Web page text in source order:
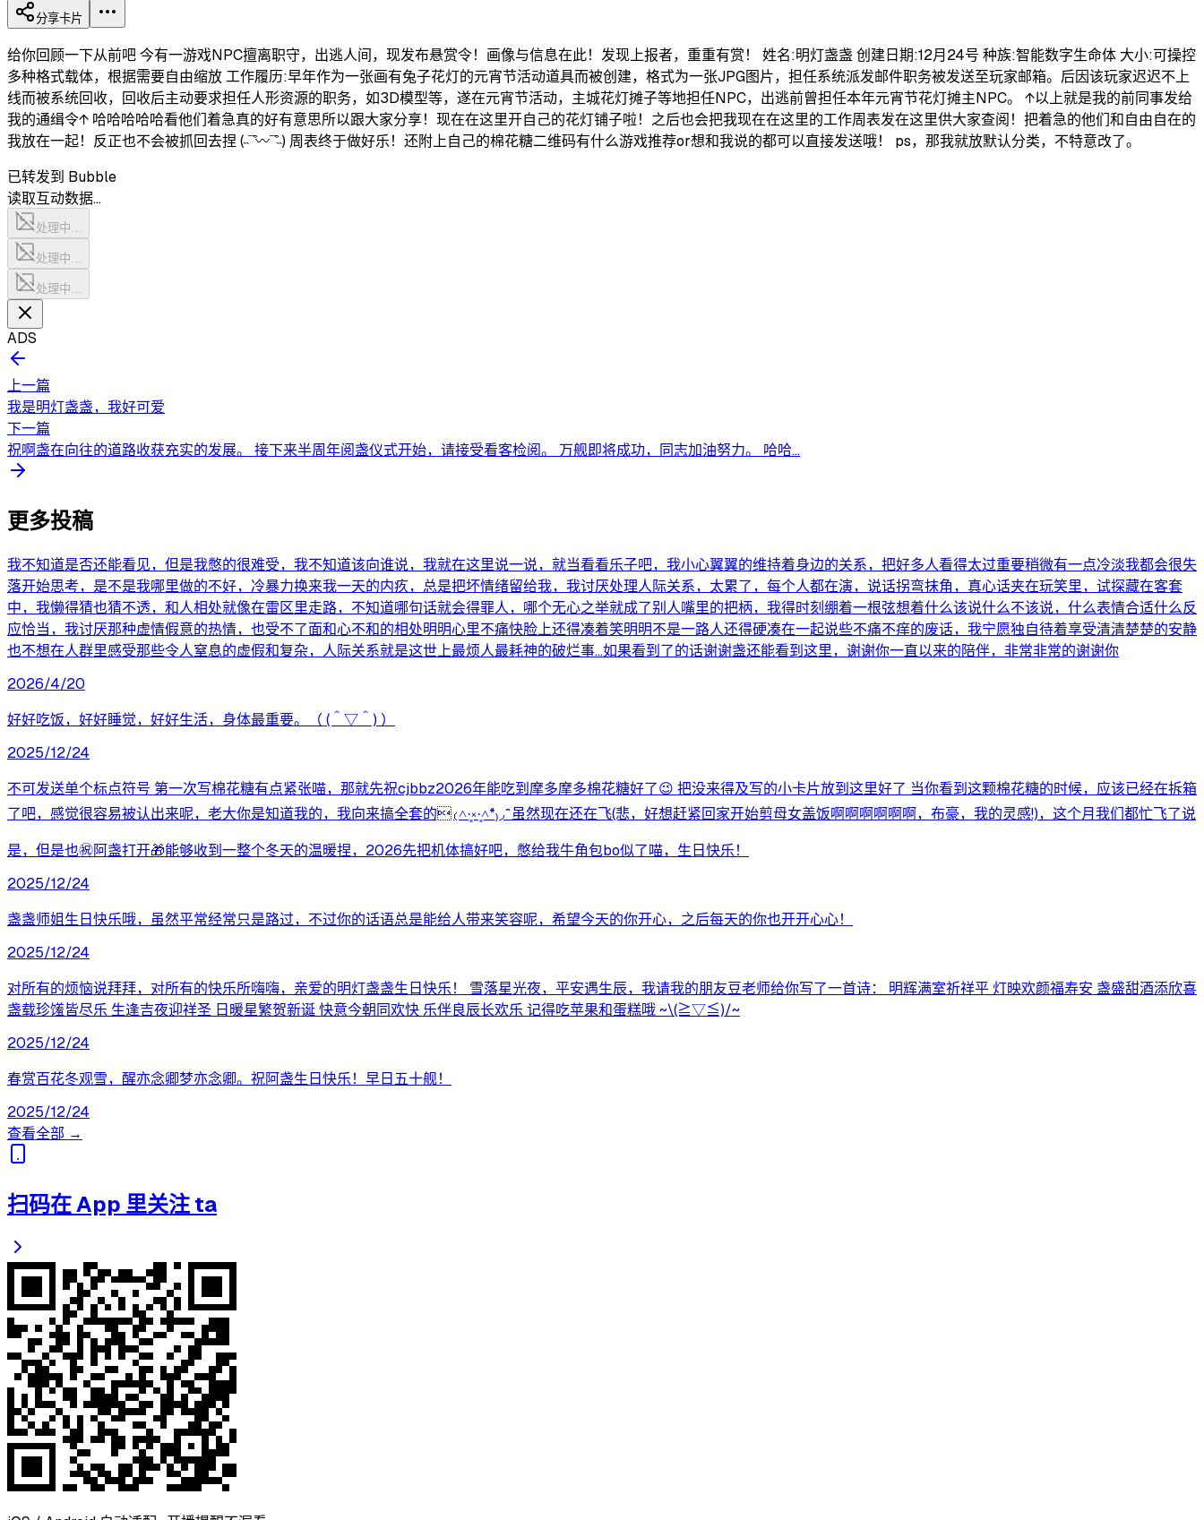
分享卡片
给你回顾一下从前吧 今有一游戏NPC擅离职守，出逃人间，现发布悬赏令！画像与信息在此！发现上报者，重重有赏！ 姓名:明灯盏盏 创建日期:12月24号 种族:智能数字生命体 大小:可操控
多种格式载体，根据需要自由缩放 工作履历:早年作为一张画有兔子花灯的元宵节活动道具而被创建，格式为一张JPG图片，担任系统派发邮件职务被发送至玩家邮箱。后因该玩家迟迟不上
线而被系统回收，回收后主动要求担任人形资源的职务，如3D模型等，遂在元宵节活动，主城花灯摊子等地担任NPC，出逃前曾担任本年元宵节花灯摊主NPC。 ↑以上就是我的前同事发给
我的通缉令↑ 哈哈哈哈哈看他们着急真的好有意思所以跟大家分享！现在在这里开自己的花灯铺子啦！之后也会把我现在在这里的工作周表发在这里供大家查阅！把着急的他们和自由自在的
我放在一起！反正也不会被抓回去捏 (˵¯͒〰¯͒˵) 周表终于做好乐！还附上自己的棉花糖二维码有什么游戏推荐or想和我说的都可以直接发送哦！ ps，那我就放默认分类，不特意改了。
已转发到 Bubble
读取互动数据…
处理中…
处理中…
处理中…
ADS
上一篇
我是明灯盏盏，我好可爱
下一篇
祝啊盏在向往的道路收获充实的发展。 接下来半周年阅盏仪式开始，请接受看客检阅。 万舰即将成功，同志加油努力。 哈哈...
更多投稿
我不知道是否还能看见，但是我憋的很难受，我不知道该向谁说，我就在这里说一说，就当看看乐子吧，我小心翼翼的维持着身边的关系，把好多人看得太过重要稍微有一点冷淡我都会很失
落开始思考，是不是我哪里做的不好，冷暴力换来我一天的内疚，总是把坏情绪留给我，我讨厌处理人际关系，太累了，每个人都在演，说话拐弯抹角，真心话夹在玩笑里，试探藏在客套
中，我懒得猜也猜不透，和人相处就像在雷区里走路，不知道哪句话就会得罪人，哪个无心之举就成了别人嘴里的把柄，我得时刻绷着一根弦想着什么该说什么不该说，什么表情合适什么反
应恰当，我讨厌那种虚情假意的热情，也受不了面和心不和的相处明明心里不痛快脸上还得凑着笑明明不是一路人还得硬凑在一起说些不痛不痒的废话，我宁愿独自待着享受清清楚楚的安静
也不想在人群里感受那些令人窒息的虚假和复杂，人际关系就是这世上最烦人最耗神的破烂事…如果看到了的话谢谢盏还能看到这里，谢谢你一直以来的陪伴，非常非常的谢谢你
2026/4/20
好好吃饭，好好睡觉，好好生活，身体最重要。（ (＾▽＾) ）
2025/12/24
不可发送单个标点符号 第一次写棉花糖有点紧张喵，那就先祝cjbbz2026年能吃到摩多摩多棉花糖好了😉 把没来得及写的小卡片放到这里好了 当你看到这颗棉花糖的时候，应该已经在拆箱
了吧，感觉很容易被认出来呢，老大你是知道我的，我向来搞全套的₍˄·͈༝·͈˄*₎◞ ̑̑ 虽然现在还在飞(悲，好想赶紧回家开始剪母女盖饭啊啊啊啊啊啊，布豪，我的灵感!)，这个月我们都忙飞了说
是，但是也㊗️阿盏打开🎁能够收到一整个冬天的温暖捏，2026先把机体搞好吧，憋给我牛角包bo似了喵，生日快乐！
2025/12/24
盏盏师姐生日快乐哦，虽然平常经常只是路过，不过你的话语总是能给人带来笑容呢，希望今天的你开心，之后每天的你也开开心心！
2025/12/24
对所有的烦恼说拜拜，对所有的快乐所嗨嗨，亲爱的明灯盏盏生日快乐！ 雪落星光夜，平安遇生辰，我请我的朋友豆老师给你写了一首诗： 明辉满室祈祥平 灯映欢颜福寿安 盏盛甜酒添欣喜
盏载珍馐皆尽乐 生逢吉夜迎祥圣 日暖星繁贺新诞 快意今朝同欢快 乐伴良辰长欢乐 记得吃苹果和蛋糕哦 ~\(≧▽≦)/~
2025/12/24
春赏百花冬观雪，醒亦念卿梦亦念卿。祝阿盏生日快乐！早日五十舰！
2025/12/24
查看全部 →
扫码在 App 里关注 ta